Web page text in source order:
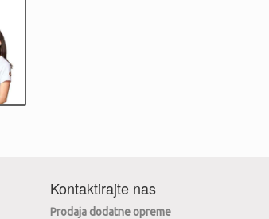
Kontaktirajte nas
Prodaja dodatne opreme